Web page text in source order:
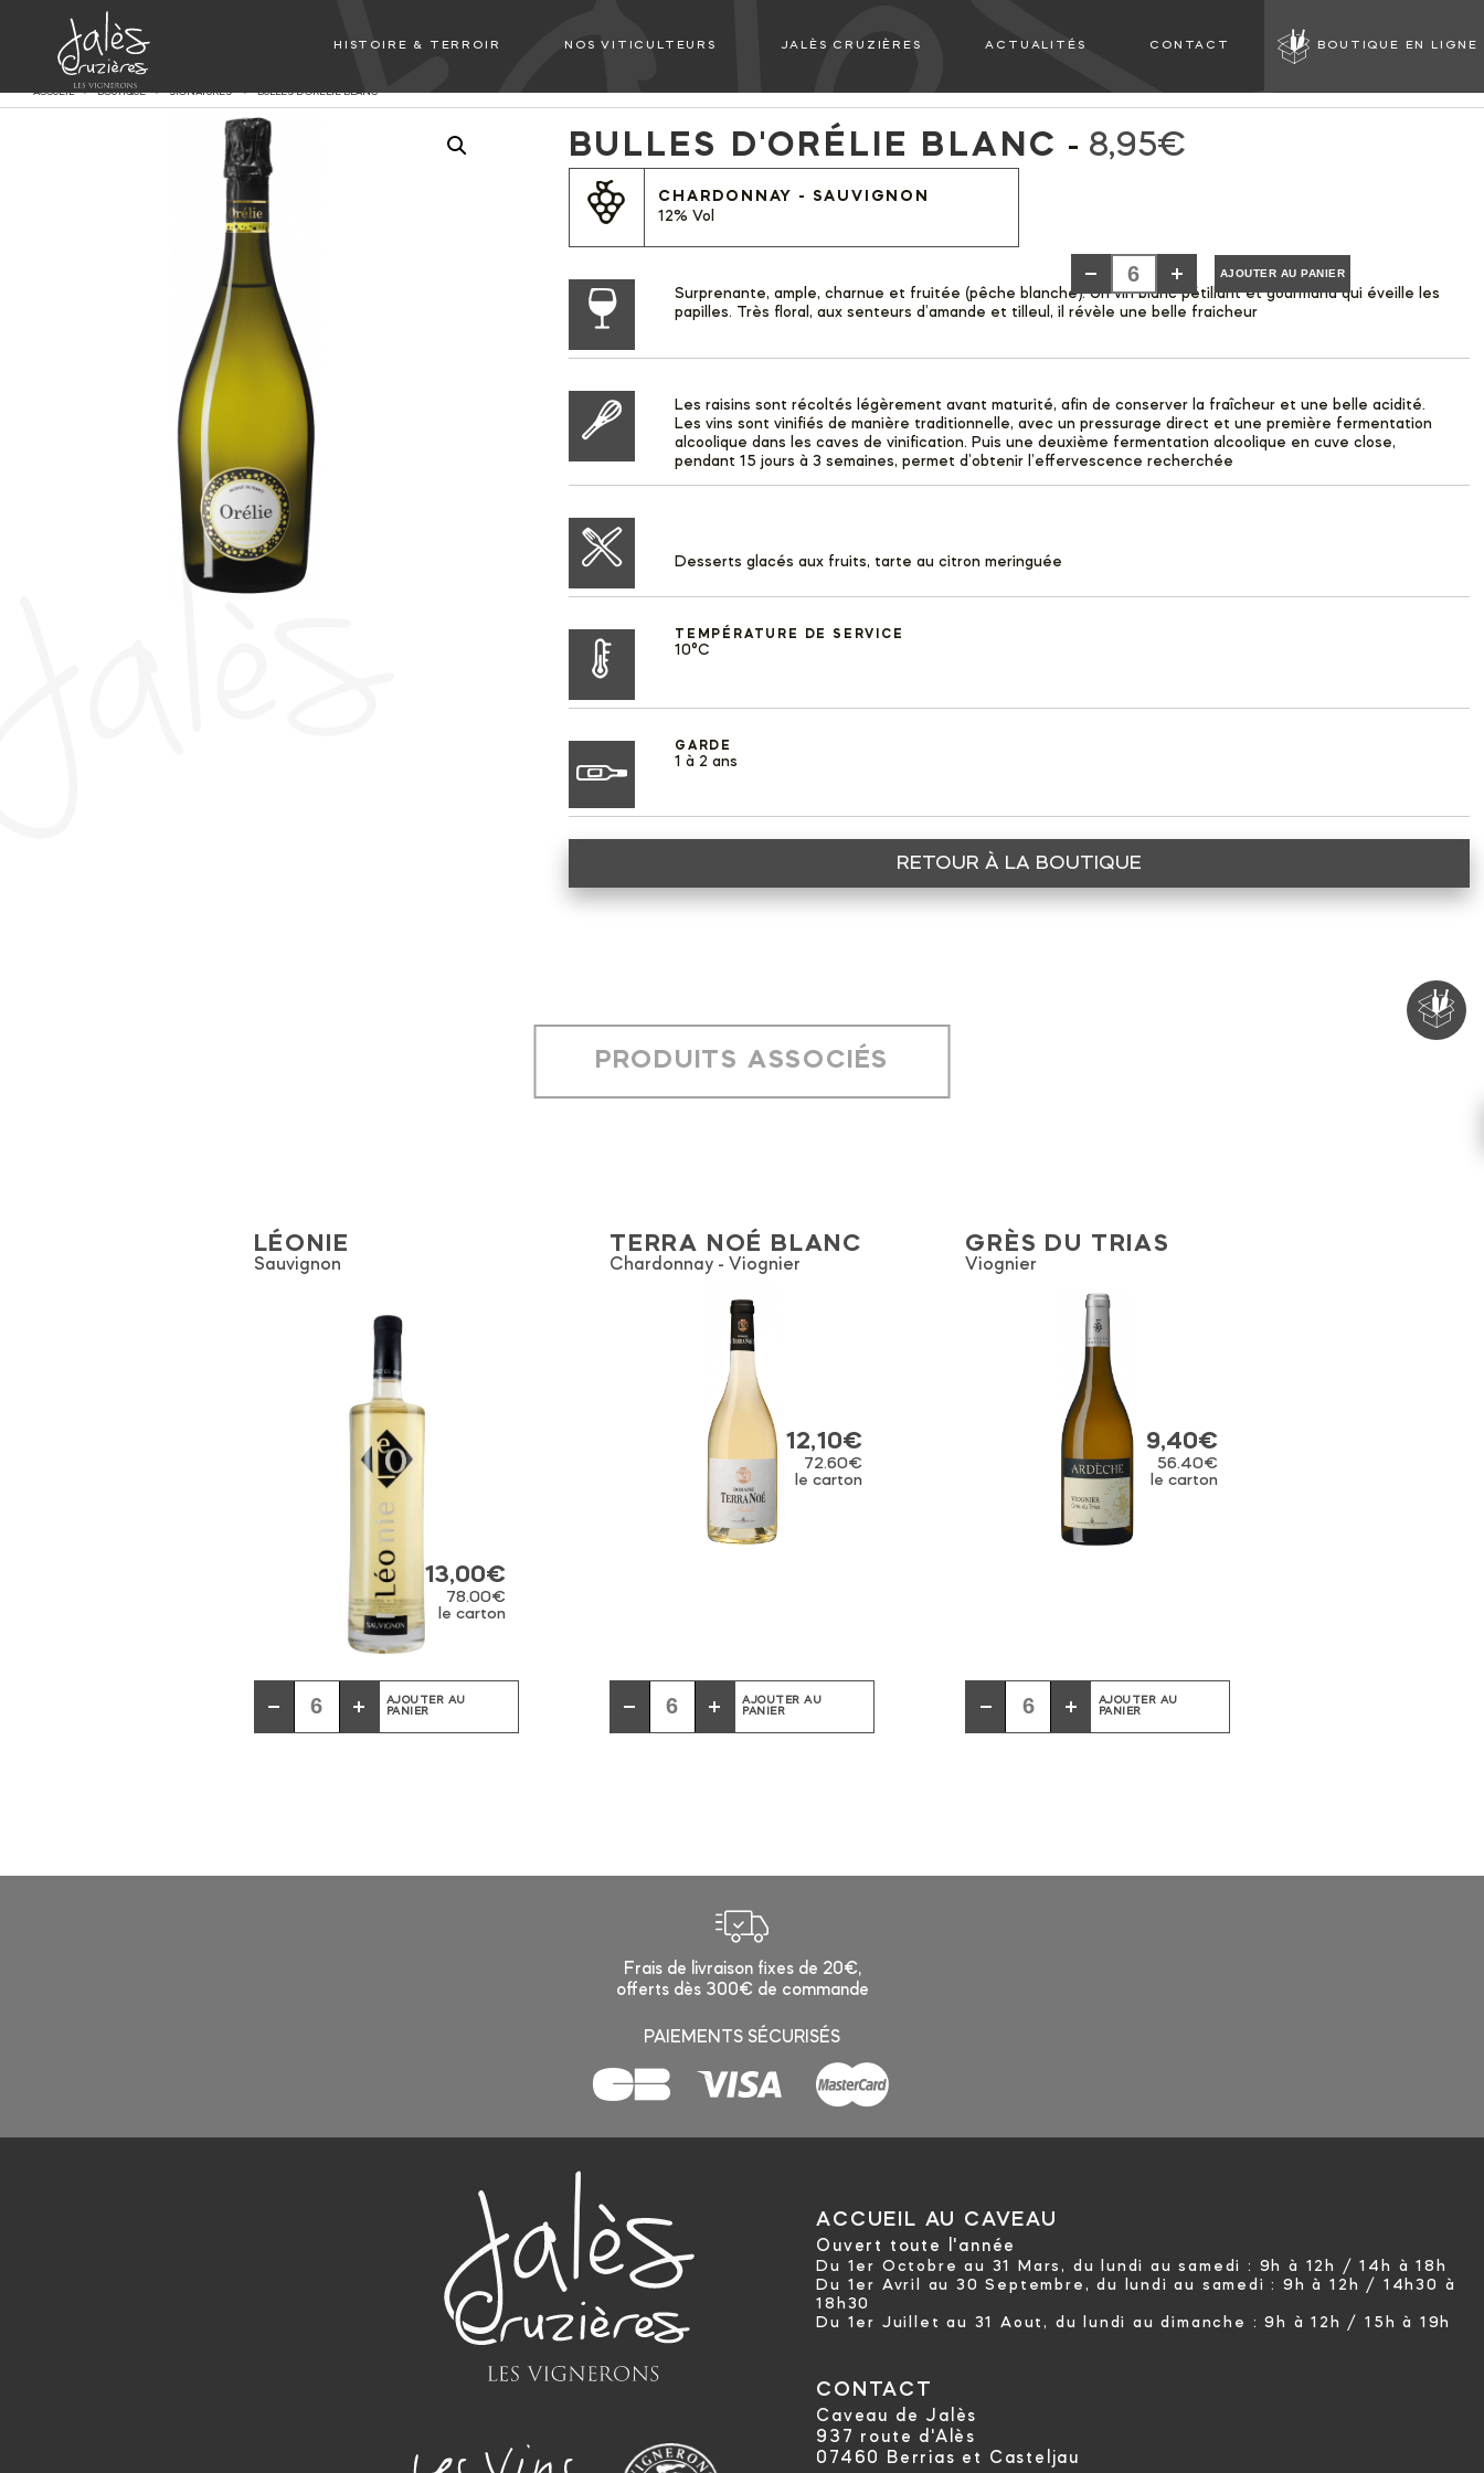
HISTOIRE & TERROIR NOS VITICULTEURS JALÈS CRUZIÈRES ACTUALITÉS CONTACT BOUTIQUE EN LIGNE
ACCUEIL BOUTIQUE SIGNATURES BULLES D'ORÉLIE BLANC
BULLES D'ORÉLIE BLANC 8,95€
AJOUTER AU PANIER
CHARDONNAY - SAUVIGNON
12% Vol
Surprenante, ample, charnue et fruitée (pêche blanche). Un vin blanc pétillant et gourmand qui éveille les
papilles. Très floral, aux senteurs d’amande et tilleul, il révèle une belle fraicheur
Les raisins sont récoltés légèrement avant maturité, afin de conserver la fraîcheur et une belle acidité.
Les vins sont vinifiés de manière traditionnelle, avec un pressurage direct et une première fermentation
alcoolique dans les caves de vinification. Puis une deuxième fermentation alcoolique en cuve close,
pendant 15 jours à 3 semaines, permet d’obtenir l’effervescence recherchée
Desserts glacés aux fruits, tarte au citron meringuée
TEMPÉRATURE DE SERVICE
10°C
GARDE
1 à 2 ans
RETOUR À LA BOUTIQUE
PRODUITS ASSOCIÉS
LÉONIE
Sauvignon
13,00€
78.00€
le carton
AJOUTER AU
PANIER
TERRA NOÉ BLANC
Chardonnay Viognier
12,10€
72.60€
le carton
AJOUTER AU
PANIER
GRÈS DU TRIAS
Viognier
9,40€
56.40€
le carton
AJOUTER AU
PANIER
Frais de livraison fixes de 20€,
offerts dès 300€ de commande
PAIEMENTS SÉCURISÉS
ACCUEIL AU CAVEAU
Ouvert toute l'année
Du 1er Octobre au 31 Mars, du lundi au samedi : 9h à 12h / 14h à 18h
Du 1er Avril au 30 Septembre, du lundi au samedi : 9h à 12h / 14h30 à
18h30
Du 1er Juillet au 31 Aout, du lundi au dimanche : 9h à 12h / 15h à 19h
CONTACT
Caveau de Jalès
937 route d'Alès
07460 Berrias et Casteljau